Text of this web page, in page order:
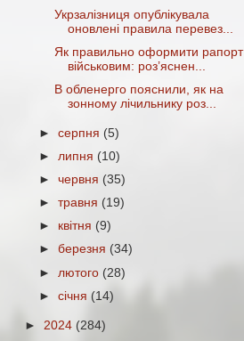
Укрзалізниця опублікувала
оновлені правила перевез...
Як правильно оформити рапорт
військовим: роз’яснен...
В обленерго пояснили, як на
зонному лічильнику роз...
►серпня (5)
► липня (10)
►червня (35)
►травня (19)
► квітня (9)
►березня (34)
► лютого (28)
►січня(14)
► 2024 (284)